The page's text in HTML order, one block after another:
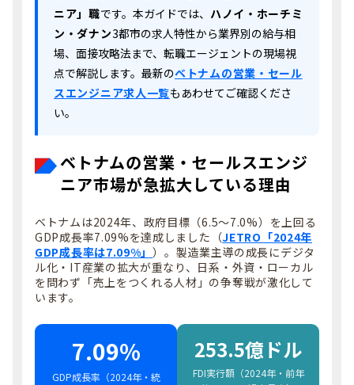
ニア」職です。本ガイドでは、 ハノイ・ホーチミ
ン・ダナン3都市の求人特性から業界別の給与相
場、面接攻略法まで、転職エージェントの現場視
点で解説します。最新のベトナムの営業・セール
スエンジニア求人一覧もあわせてご確認くださ
い。
ベトナムの営業・セールスエンジ
ニア市場が急拡大している理由
ベトナムは2024年、政府目標（6.5〜7.0%）を上回る
GDP成長率7.09%を達成しました（JETRO「2024年
GDP成長率は7.09%」）。製造業主導の成長にデジタ
ル化・IT産業の拡大が重なり、日系・外資・ローカル
を問わず「売上をつくれる人材」の争奪戦が激化して
います。
7.09%
GDP成長率（2024年・統
253.5億ドル
FDI実行額（2024年・前年